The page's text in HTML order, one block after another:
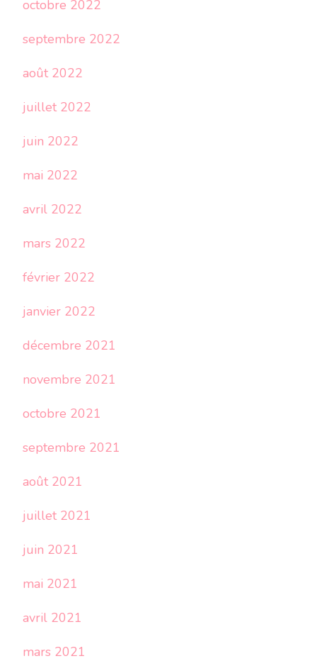
octobre 2022
septembre 2022
août 2022
juillet 2022
juin 2022
mai 2022
avril 2022
mars 2022
février 2022
janvier 2022
décembre 2021
novembre 2021
octobre 2021
septembre 2021
août 2021
juillet 2021
juin 2021
mai 2021
avril 2021
mars 2021